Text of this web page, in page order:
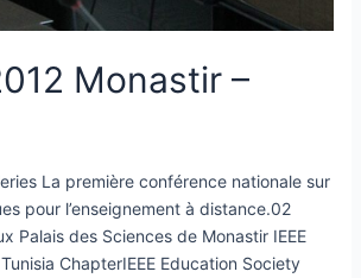
Monastir –
La première conférence nationale sur
pour l’enseignement à distance.02
Palais des Sciences de Monastir IEEE
ChapterIEEE Education Society